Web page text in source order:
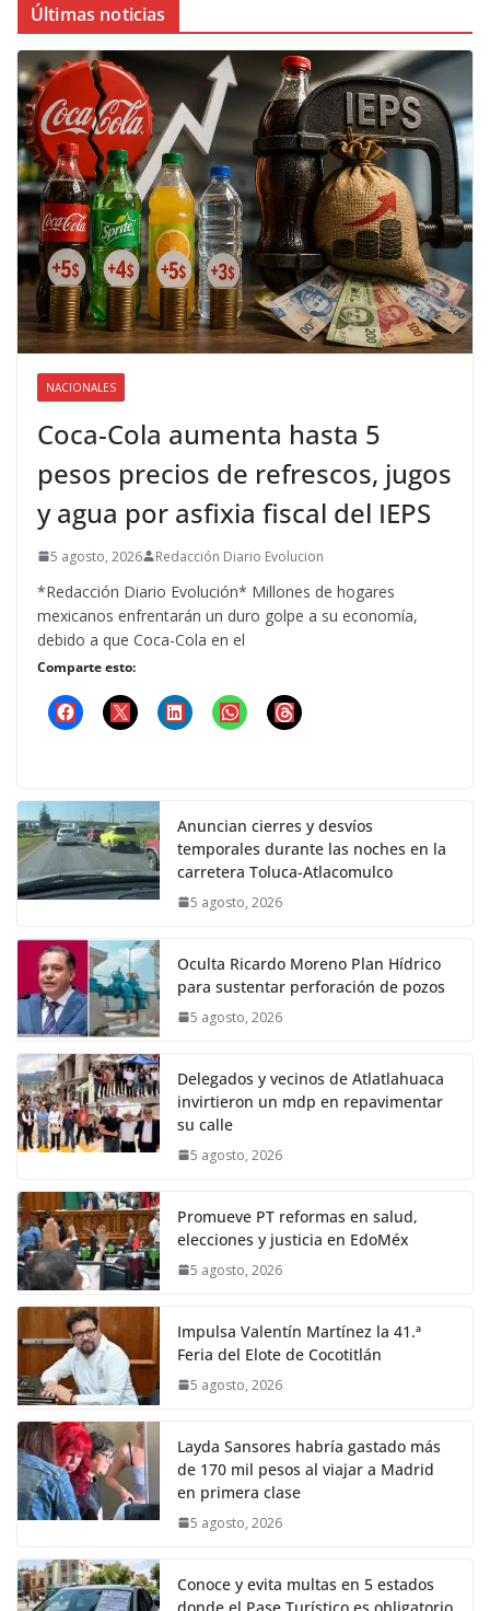
Últimas noticias
NACIONALES
Coca-Cola aumenta hasta 5
pesos precios de refrescos, jugos
y agua por asfixia fiscal del IEPS
5 agosto, 2026 Redacción Diario Evolucion
*Redacción Diario Evolución* Millones de hogares
mexicanos enfrentarán un duro golpe a su economía,
debido a que Coca-Cola en el
Comparte esto:
Anuncian cierres y desvíos
temporales durante las noches en la
carretera Toluca-Atlacomulco
5 agosto, 2026
Oculta Ricardo Moreno Plan Hídrico
para sustentar perforación de pozos
5 agosto, 2026
Delegados y vecinos de Atlatlahuaca
invirtieron un mdp en repavimentar
su calle
5 agosto, 2026
Promueve PT reformas en salud,
elecciones y justicia en EdoMéx
5 agosto, 2026
Impulsa Valentín Martínez la 41.ª
Feria del Elote de Cocotitlán
5 agosto, 2026
Layda Sansores habría gastado más
de 170 mil pesos al viajar a Madrid
en primera clase
5 agosto, 2026
Conoce y evita multas en 5 estados